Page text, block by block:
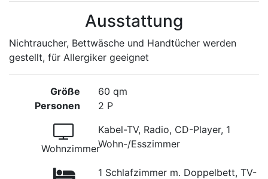
Ausstattung
Nichtraucher, Bettwäsche und Handtücher werden
gestellt, für Allergiker geeignet
Größe
Personen
60 qm
2 P
Wohnzimmer
Kabel-TV, Radio, CD-Player, 1
Wohn-/Esszimmer
1 Schlafzimmer m. Doppelbett, TV-